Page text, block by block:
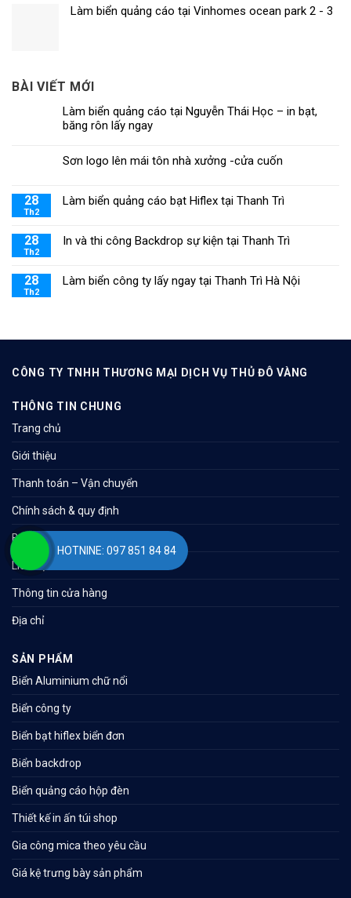
Làm biển quảng cáo tại Vinhomes ocean park 2 - 3
BÀI VIẾT MỚI
Làm biển quảng cáo tại Nguyễn Thái Học – in bạt,
băng rôn lấy ngay
Sơn logo lên mái tôn nhà xưởng -cửa cuốn
28
Th2
Làm biển quảng cáo bạt Hiflex tại Thanh Trì
28
Th2
In và thi công Backdrop sự kiện tại Thanh Trì
28
Th2
Làm biển công ty lấy ngay tại Thanh Trì Hà Nội
CÔNG TY TNHH THƯƠNG MẠI DỊCH VỤ THỦ ĐÔ VÀNG
THÔNG TIN CHUNG
Trang chủ
Giới thiệu
Thanh toán – Vận chuyển
Chính sách & quy định
Bản đồ
Liên hệ
Thông tin cửa hàng
Địa chỉ
SẢN PHẨM
Biển Aluminium chữ nổi
Biển công ty
Biển bạt hiflex biển đơn
Biển backdrop
Biển quảng cáo hộp đèn
Thiết kế in ấn túi shop
Gia công mica theo yêu cầu
Giá kệ trưng bày sản phẩm
HOTNINE: 097 851 84 84